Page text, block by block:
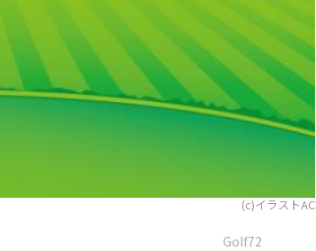
(c)イラストAC
Golf72